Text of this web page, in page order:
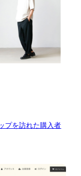
プを訪れた購入者